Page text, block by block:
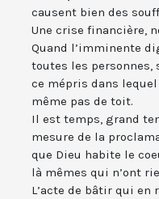
causent bien des
Une crise financière,
Quand l’imminente
toutes les personnes,
ce mépris dans
même pas de toit.
Il est temps, grand
mesure de la
que Dieu habite le
là mêmes qui n’ont
L’acte de bâtir qui